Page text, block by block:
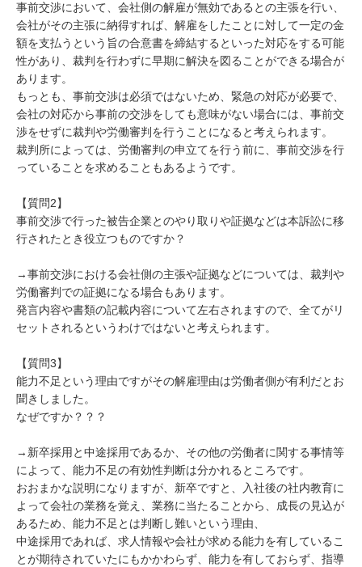
事前交渉において、会社側の解雇が無効であるとの主張を行い、
会社がその主張に納得すれば、解雇をしたことに対して一定の金
額を支払うという旨の合意書を締結するといった対応をする可能
性があり、裁判を行わずに早期に解決を図ることができる場合が
あります。
もっとも、事前交渉は必須ではないため、緊急の対応が必要で、
会社の対応から事前の交渉をしても意味がない場合には、事前交
渉をせずに裁判や労働審判を行うことになると考えられます。
裁判所によっては、労働審判の申立てを行う前に、事前交渉を行
っていることを求めることもあるようです。
【質問2】
事前交渉で行った被告企業とのやり取りや証拠などは本訴訟に移
行されたとき役立つものですか？
→事前交渉における会社側の主張や証拠などについては、裁判や
労働審判での証拠になる場合もあります。
発言内容や書類の記載内容について左右されますので、全てがリ
セットされるというわけではないと考えられます。
【質問3】
能力不足という理由ですがその解雇理由は労働者側が有利だとお
聞きしました。
なぜですか？？？
→新卒採用と中途採用であるか、その他の労働者に関する事情等
によって、能力不足の有効性判断は分かれるところです。
おおまかな説明になりますが、新卒ですと、入社後の社内教育に
よって会社の業務を覚え、業務に当たることから、成長の見込が
あるため、能力不足とは判断し難いという理由、
中途採用であれば、求人情報や会社が求める能力を有しているこ
とが期待されていたにもかかわらず、能力を有しておらず、指導